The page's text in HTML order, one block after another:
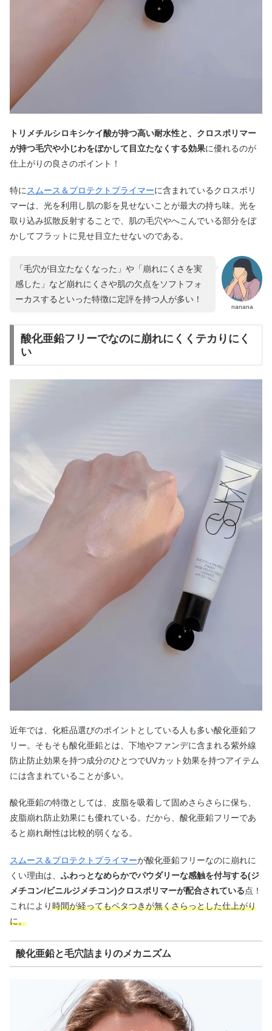
トリメチルシロキシケイ酸が持つ高い耐水性と、クロスポリマー
が持つ毛穴や小じわをぼかして目立たなくする効果に優れるのが
仕上がりの良さのポイント！
特にスムース＆プロテクトプライマーに含まれているクロスポリ
マーは、光を利用し肌の影を見せないことが最大の持ち味。光を
取り込み拡散反射することで、肌の毛穴やへこんでいる部分をぼ
かしてフラットに見せ目立たせないのである。
nanana
「毛穴が目立たなくなった」や「崩れにくさを実
感した」など崩れにくさや肌の欠点をソフトフォ
ーカスするといった特徴に定評を持つ人が多い！
酸化亜鉛フリーでなのに崩れにくくテカりにく
い
近年では、化粧品選びのポイントとしている人も多い酸化亜鉛フ
リー。そもそも酸化亜鉛とは、下地やファンデに含まれる紫外線
防止防止効果を持つ成分のひとつでUVカット効果を持つアイテム
には含まれていることが多い。
酸化亜鉛の特徴としては、皮脂を吸着して固めさらさらに保ち、
皮脂崩れ防止効果にも優れている。だから、酸化亜鉛フリーであ
ると崩れ耐性は比較的弱くなる。
スムース＆プロテクトプライマーが酸化亜鉛フリーなのに崩れに
くい理由は、 ふわっとなめらかでパウダリーな感触を付与する(ジ
メチコン/ビニルジメチコン)クロスポリマーが配合されている点！
これにより時間が経ってもベタつきが無くさらっとした仕上がり
に。
酸化亜鉛と毛穴詰まりのメカニズム